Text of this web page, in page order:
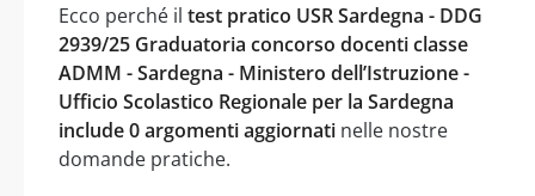
Ecco perché il test pratico USR Sardegna - DDG
2939/25 Graduatoria concorso docenti classe
ADMM - Sardegna - Ministero dell’Istruzione -
Ufficio Scolastico Regionale per la Sardegna
include 0 argomenti aggiornati nelle nostre
domande pratiche.